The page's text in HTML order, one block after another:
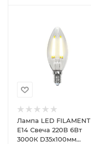
Лампа LED FILAMENT
Е14 Свеча 220В 6Вт
3000К D35х100мм